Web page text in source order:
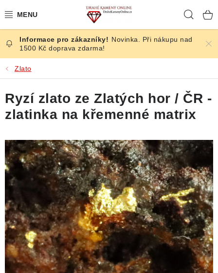
na
ČESKÉ KAMENY
ŠPERKY
KAMENY ZE SVĚTA
BROUŠENÉ
SLEVY
ÚČINKY
ČLÁNKY
NALEZIŠTĚ
NÁŠ PŘÍBĚH
Novinka. Při nákupu nad
1500 Kč doprava zdarma!
Zlato
Ryzí zlato ze Zlatých hor / ČR -
zlatinka na křemenné matrix